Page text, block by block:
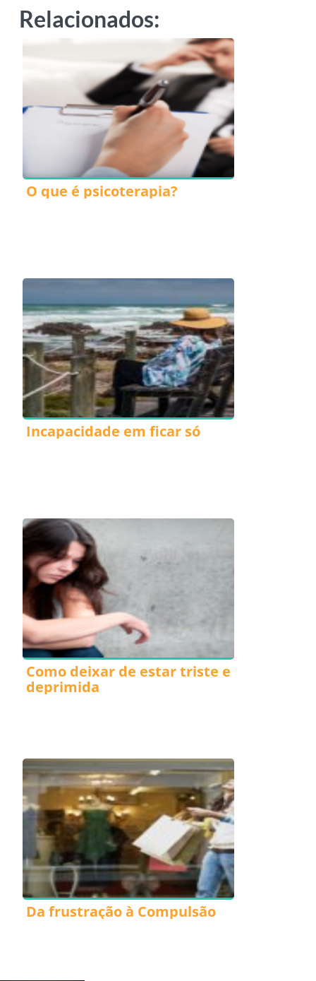
Relacionados:
O que é psicoterapia?
Incapacidade em ficar só
Como deixar de estar triste e
deprimida
Da frustração à Compulsão